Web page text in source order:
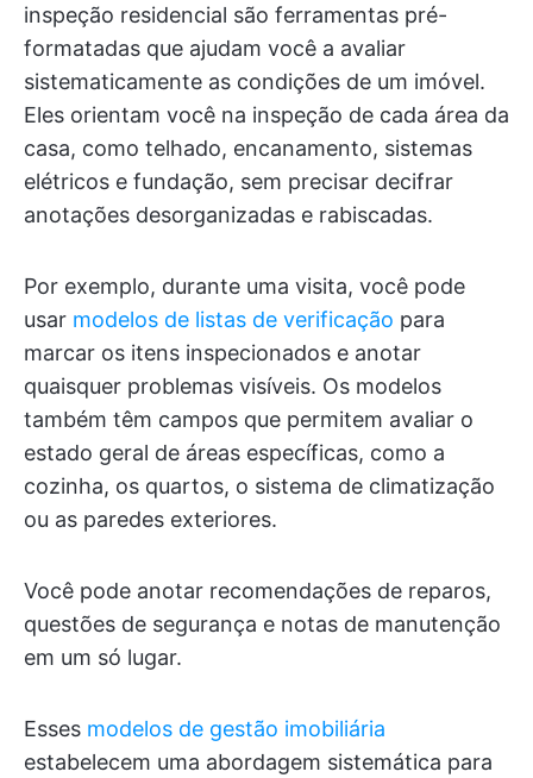
inspeção residencial são ferramentas pré-
formatadas que ajudam você a avaliar
sistematicamente as condições de um imóvel.
Eles orientam você na inspeção de cada área da
casa, como telhado, encanamento, sistemas
elétricos e fundação, sem precisar decifrar
anotações desorganizadas e rabiscadas.
Por exemplo, durante uma visita, você pode
usar modelos de listas de verificação para
marcar os itens inspecionados e anotar
quaisquer problemas visíveis. Os modelos
também têm campos que permitem avaliar o
estado geral de áreas específicas, como a
cozinha, os quartos, o sistema de climatização
ou as paredes exteriores.
Você pode anotar recomendações de reparos,
questões de segurança e notas de manutenção
em um só lugar.
Esses modelos de gestão imobiliária
estabelecem uma abordagem sistemática para